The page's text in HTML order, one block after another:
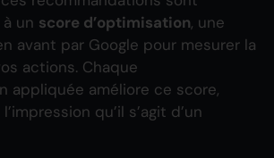
un score d’optimisation, une
avant par Google pour mesurer la
actions. Chaque
appliquée améliore ce score,
qu’il s’agit d’un